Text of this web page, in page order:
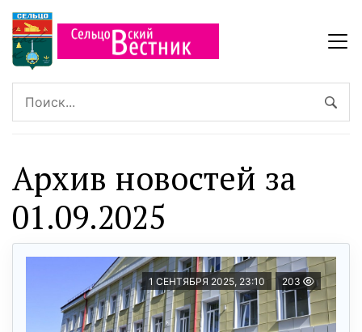
Архив новостей за
01.09.2025
1 СЕНТЯБРЯ 2025, 23:10 203